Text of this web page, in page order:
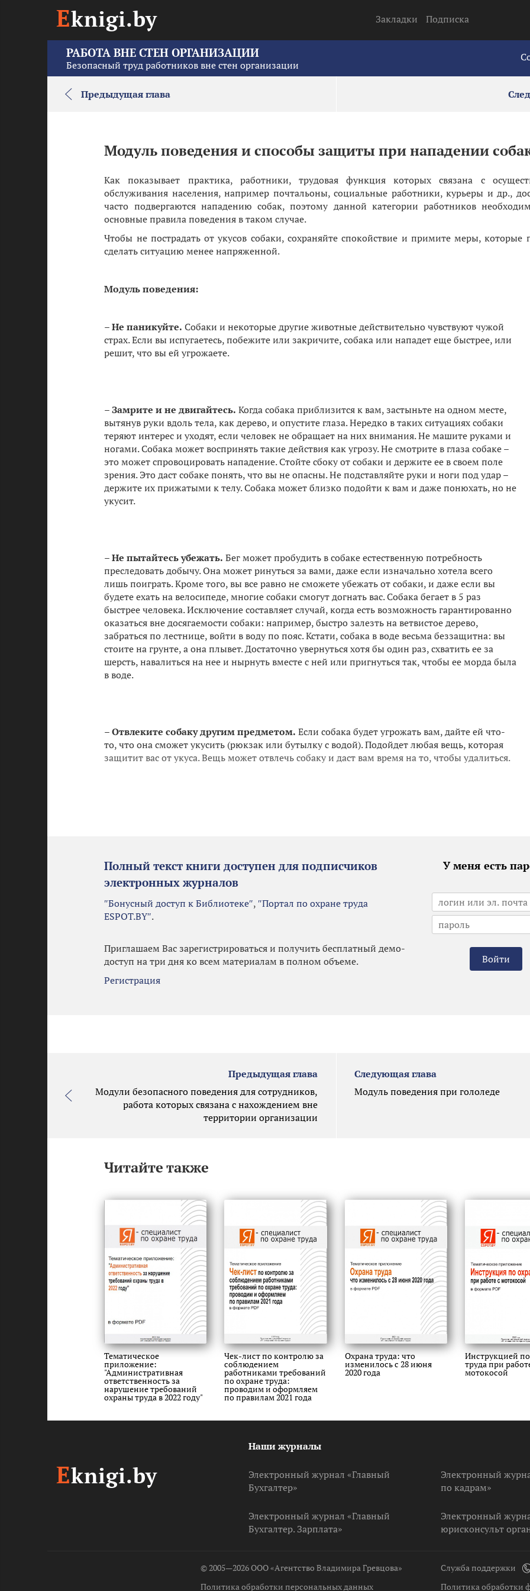
Eknigi.by Закладки Подписка
РАБОТА ВНЕ СТЕН ОРГАНИЗАЦИИ
Безопасный труд работников вне стен организации
Предыдущая глава
Модуль поведения и способы защиты при нападении
Как показывает практика, работники, трудовая функция которых связана с
обслуживания населения, например почтальоны, социальные работники, курьеры и др.,
часто подвергаются нападению собак, поэтому данной категории работников
основные правила поведения в таком случае.
Чтобы не пострадать от укусов собаки, сохраняйте спокойствие и примите меры, которые
сделать ситуацию менее напряженной.
Модуль поведения:
–Не паникуйте. Собаки и некоторые другие животные действительно чувствуют чужой
страх. Если вы испугаетесь, побежите или закричите, собака или нападет еще быстрее, или
решит, что вы ей угрожаете.
–Замрите и не двигайтесь. Когда собака приблизится к вам, застыньте на одном месте,
вытянув руки вдоль тела, как дерево, и опустите глаза. Нередко в таких ситуациях собаки
теряют интерес и уходят, если человек не обращает на них внимания. Не машите руками и
ногами. Собака может воспринять такие действия как угрозу. Не смотрите в глаза собаке –
это может спровоцировать нападение. Стойте сбоку от собаки и держите ее в своем поле
зрения. Это даст собаке понять, что вы не опасны. Не подставляйте руки и ноги под удар –
держите их прижатыми к телу. Собака может близко подойти к вам и даже понюхать, но не
укусит.
–Не пытайтесь убежать. Бег может пробудить в собаке естественную потребность
преследовать добычу. Она может ринуться за вами, даже если изначально хотела всего
лишь поиграть. Кроме того, вы все равно не сможете убежать от собаки, и даже если вы
будете ехать на велосипеде, многие собаки смогут догнать вас. Собака бегает в 5 раз
быстрее человека. Исключение составляет случай, когда есть возможность гарантированно
оказаться вне досягаемости собаки: например, быстро залезть на ветвистое дерево,
забраться по лестнице, войти в воду по пояс. Кстати, собака в воде весьма беззащитна: вы
стоите на грунте, а она плывет. Достаточно увернуться хотя бы один раз, схватить ее за
шерсть, навалиться на нее и нырнуть вместе с ней или пригнуться так, чтобы ее морда была
в воде.
–Отвлеките собаку другим предметом. Если собака будет угрожать вам, дайте ей что-
то, что она сможет укусить (рюкзак или бутылку с водой). Подойдет любая вещь, которая
защитит вас от укуса. Вещь может отвлечь собаку и даст вам время на то, чтобы удалиться.
Полный текст книги доступен для подписчиков
электронных журналов
″Бонусный доступ к Библиотеке″, ″Портал по охране труда
ESPOT.BY″.
Приглашаем Вас зарегистрироваться и получить бесплатный демо-
доступ на три дня ко всем материалам в полном объеме.
Регистрация
У меня есть
Войти
Предыдущая глава
Модули безопасного поведения для сотрудников,
работа которых связана с нахождением вне
территории организации
Следующая глава
Модуль поведения при гололеде
Читайте также
Тематическое
приложение:
"Административная
ответственность за
нарушение требований
охраны труда в 2022 году"
Чек-лист по контролю за
соблюдением
работниками требований
по охране труда:
проводим и оформляем
по правилам 2021 года
Охрана труда: что
изменилось с 28 июня
2020 года
Инструкцией
труда при
мотокосой
Eknigi.by
Наши журналы
Электронный журнал «Главный
Бухгалтер»
Электронный журнал «Главный
Бухгалтер. Зарплата»
Электронный
по кадрам»
Электронный
юрисконсульт
© 2005—2026 ООО «Агентство Владимира Гревцова»
Служба поддержки
Политика обработки персональных данных
Политика обработки